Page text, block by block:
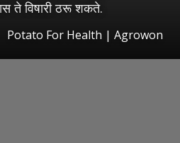
ते विषारी ठरू शकते.
Potato For Health | Agrowon